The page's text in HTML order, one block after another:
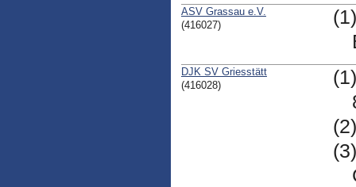
ASV Grassau e.V.
(416027)
DJK SV Griesstätt
(416028)